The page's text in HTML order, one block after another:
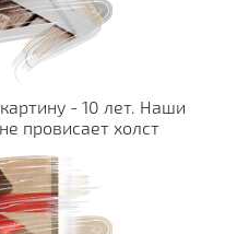
- 10 лет. Наши
провисает холст